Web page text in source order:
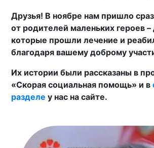
Друзья! В ноябре нам пришло
от родителей маленьких героев –
которые прошли лечение и
благодаря вашему доброму
Их истории были рассказаны в
«Скорая социальная помощь» и в
разделе у нас на сайте.